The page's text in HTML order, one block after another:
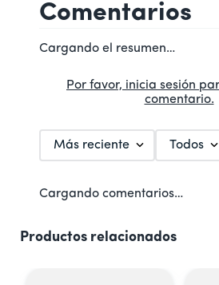
Comentarios
Cargando el resumen…
Por favor, inicia sesión
comentario.
Más reciente Todos
Cargando comentarios…
Productos relacionados